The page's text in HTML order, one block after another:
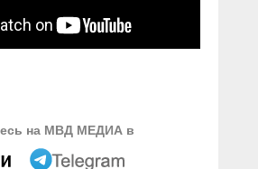
на МВД МЕДИА в